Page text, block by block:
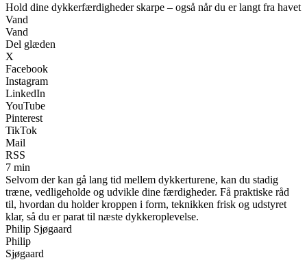
Hold dine dykkerfærdigheder skarpe – også når du er langt fra havet
Vand
Vand
Del glæden
X
Facebook
Instagram
LinkedIn
YouTube
Pinterest
TikTok
Mail
RSS
7 min
Selvom der kan gå lang tid mellem dykkerturene, kan du stadig
træne, vedligeholde og udvikle dine færdigheder. Få praktiske råd
til, hvordan du holder kroppen i form, teknikken frisk og udstyret
klar, så du er parat til næste dykkeroplevelse.
Philip Sjøgaard
Philip
Sjøgaard